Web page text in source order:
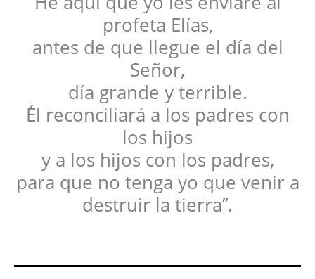
profeta Elías,
antes de que llegue el día del
Señor,
día grande y terrible.
Él reconciliará a los padres con
los hijos
y a los hijos con los padres,
para que no tenga yo que venir a
destruir la tierra’’.